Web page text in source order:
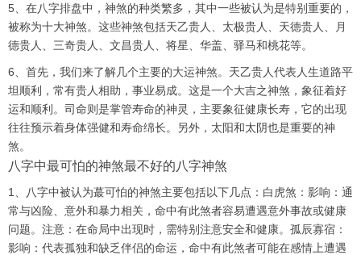
5、在八字排盘中，神煞的种类繁多，其中一些被认为是特别重要的，
被称为十大神煞。这些神煞包括天乙贵人、太极贵人、天德贵人、月
德贵人、三奇贵人、文昌贵人、将星、华盖、驿马和桃花等。
6、首先，我们来了解几个主要的大运神煞。天乙贵人代表人生道路平
坦顺利，常有贵人相助，事业易成。这是一个大吉之神煞，象征着好
运和顺利。司命则是掌管寿命的神灵，主要象征健康长寿，它的出现
往往预示着身体强健和寿命绵长。另外，太阳和太阴也是重要的神
煞。
八字中最可怕的神煞最不好的八字神煞
1、八字中被认为蕞可怕的神煞主要包括以下几点：白虎煞：影响：通
常与凶险、意外和暴力相关，命中有此煞者容易遭遇意外事故或健康
问题。注意：在命局中出现时，需特别注意安全和健康。孤辰寡宿：
影响：代表孤独和缺乏伴侣的命运，命中有此煞者可能在感情上遭遇